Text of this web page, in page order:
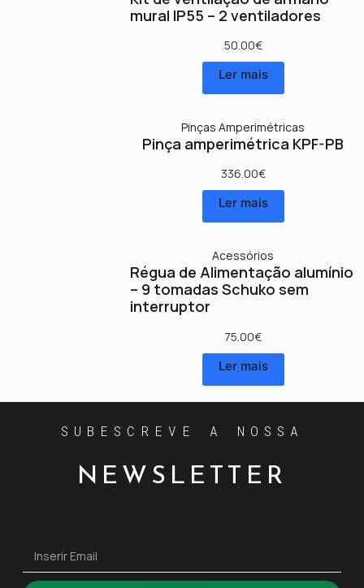
mural IP55 – 2 ventiladores
50.00€
Ler mais
Pinças Amperimétricas
Pinça amperimétrica KPF-PB
336.00€
Ler mais
Acessórios
Régua de Alimentação alumínio
– 9 tomadas Schuko sem
interruptor
75.00€
Ler mais
SUBESCREVE A NOSSA
NEWSLETTER